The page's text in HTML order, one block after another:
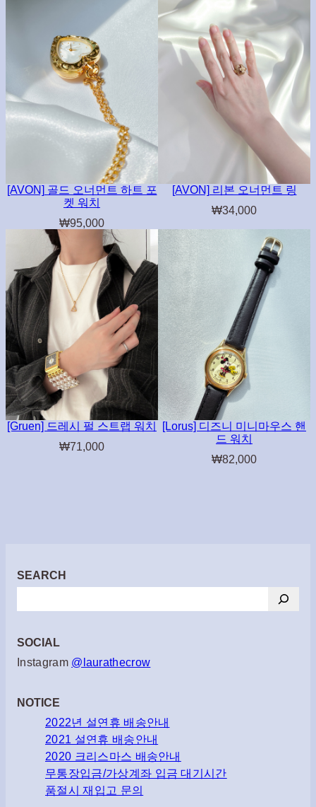
[AVON] 골드 오너먼트 하트 포
켓 워치
₩95,000
[AVON] 리본 오너먼트 링
₩34,000
[Gruen] 드레시 펄 스트랩 워치
₩71,000
[Lorus] 디즈니 미니마우스 핸
드 워치
₩82,000
SEARCH
색
SOCIAL
Instagram @laurathecrow
NOTICE
2022년 설연휴 배송안내
2021 설연휴 배송안내
2020 크리스마스 배송안내
무통장입금/가상계좌 입금 대기시간
품절시 재입고 문의